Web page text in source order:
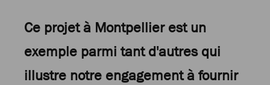
Ce projet à Montpellier est un
exemple parmi tant d'autres qui
illustre notre engagement à fournir